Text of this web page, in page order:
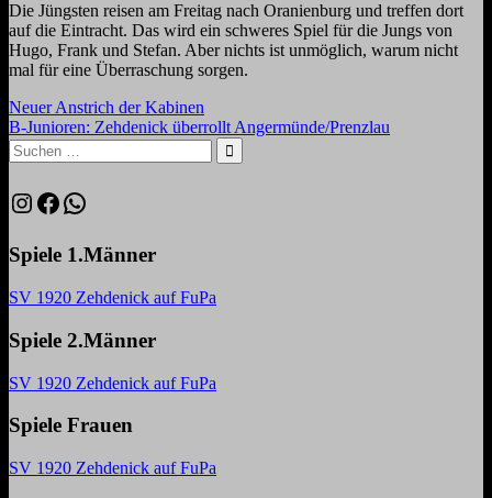
Die Jüngsten reisen am Freitag nach Oranienburg und treffen dort
auf die Eintracht. Das wird ein schweres Spiel für die Jungs von
Hugo, Frank und Stefan. Aber nichts ist unmöglich, warum nicht
mal für eine Überraschung sorgen.
Beitragsnavigation
Vorheriger
Beitrag:
Neuer Anstrich der Kabinen
Nächster
Beitrag:
B-Junioren: Zehdenick überrollt Angermünde/Prenzlau
Suchen
nach:
Suchen
Instagram
Facebook
WhatsApp
Spiele 1.Männer
SV 1920 Zehdenick auf FuPa
Spiele 2.Männer
SV 1920 Zehdenick auf FuPa
Spiele Frauen
SV 1920 Zehdenick auf FuPa